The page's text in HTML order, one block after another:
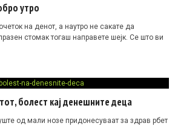
утро
на денот, а наутро не сакате да
стомак тогаш направете шејк. Се што ви
болест кај денешните деца
од мали нозе придонесуваат за здрав рбет